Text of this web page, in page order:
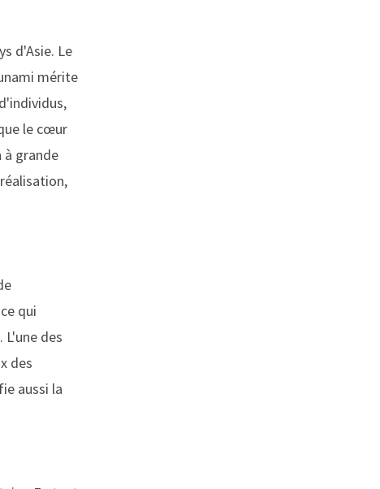
d'Asie. Le
mérite
le cœur
grande
qui
des
des
aussi la